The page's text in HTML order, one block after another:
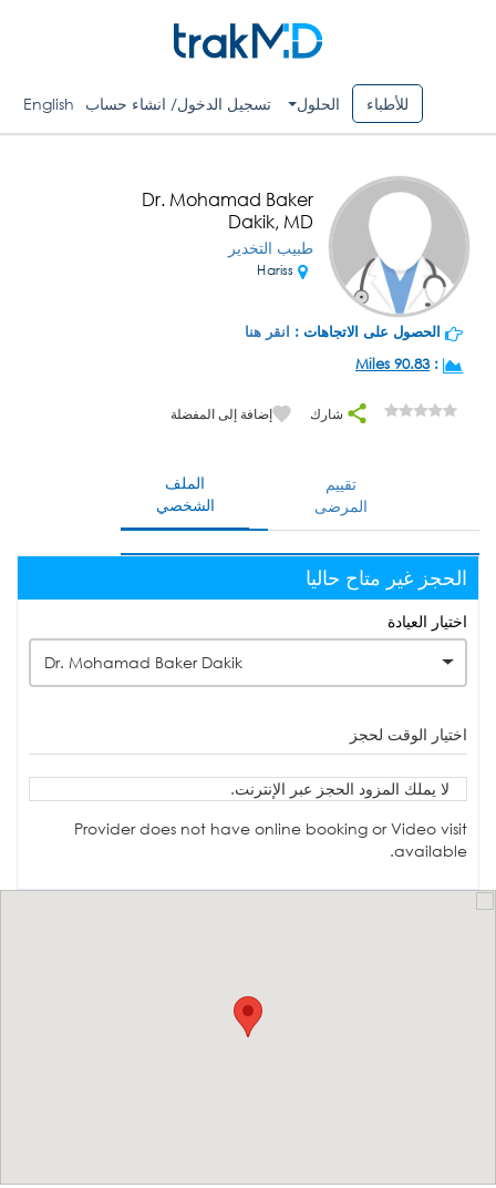
للأطباء الحلول تسجيل الدخول/ انشاء حساب English
Dr. Mohamad Baker
Dakik, MD
طبيب التخدير
الحصول على الاتجاهات : انقر هنا
:
90.83 Miles
شارك إضافة إلى المفضلة
الملف
الشخصي
تقييم
المرضى
الحجز غير متاح حاليا
اختيار العيادة
Dr. Mohamad Baker Dakik
اختيار الوقت لحجز
لا يملك المزود الحجز عبر الإنترنت.
Provider does not have online booking or Video visit
available.